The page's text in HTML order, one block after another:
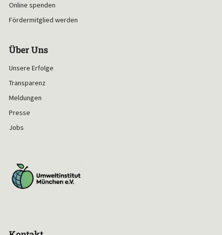
Online spenden
Fördermitglied werden
Über Uns
Unsere Erfolge
Transparenz
Meldungen
Presse
Jobs